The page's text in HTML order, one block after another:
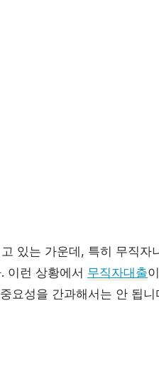
있는 가운데, 특히 무직자
이런 상황에서 무직자대출
요성을 간과해서는 안 됩